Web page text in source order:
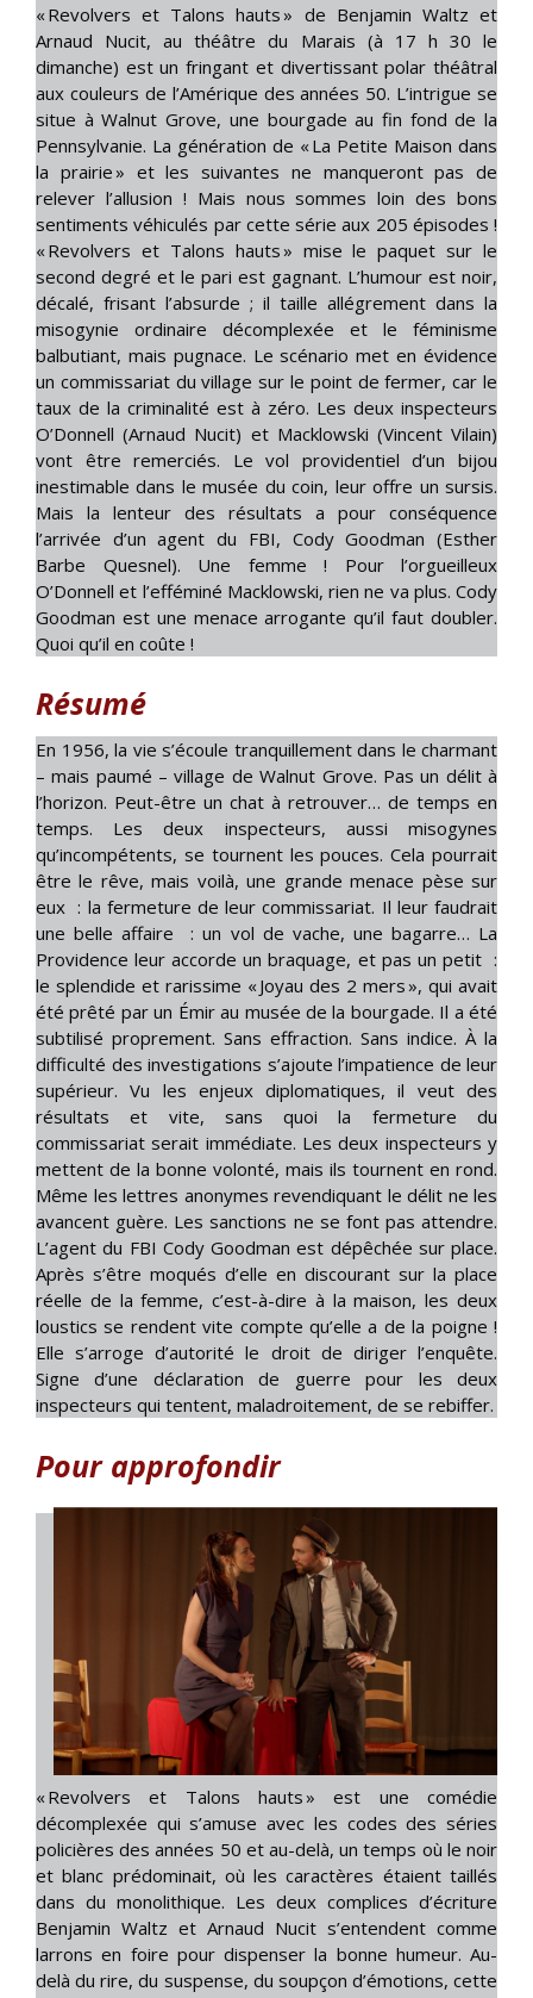
« Revolvers et Talons hauts » de Benjamin Waltz et
Arnaud Nucit, au théâtre du Marais (à 17 h 30 le
dimanche) est un fringant et divertissant polar théâtral
aux couleurs de l’Amérique des années 50. L’intrigue se
situe à Walnut Grove, une bourgade au fin fond de la
Pennsylvanie. La génération de « La Petite Maison dans
la prairie » et les suivantes ne manqueront pas de
relever l’allusion ! Mais nous sommes loin des bons
sentiments véhiculés par cette série aux 205 épisodes !
« Revolvers et Talons hauts » mise le paquet sur le
second degré et le pari est gagnant. L’humour est noir,
décalé, frisant l’absurde ; il taille allégrement dans la
misogynie ordinaire décomplexée et le féminisme
balbutiant, mais pugnace. Le scénario met en évidence
un commissariat du village sur le point de fermer, car le
taux de la criminalité est à zéro. Les deux inspecteurs
O’Donnell (Arnaud Nucit) et Macklowski (Vincent Vilain)
vont être remerciés. Le vol providentiel d’un bijou
inestimable dans le musée du coin, leur offre un sursis.
Mais la lenteur des résultats a pour conséquence
l’arrivée d’un agent du FBI, Cody Goodman (Esther
Barbe Quesnel). Une femme ! Pour l’orgueilleux
O’Donnell et l’efféminé Macklowski, rien ne va plus. Cody
Goodman est une menace arrogante qu’il faut doubler.
Quoi qu’il en coûte !
Résumé
En 1956, la vie s’écoule tranquillement dans le charmant
– mais paumé – village de Walnut Grove. Pas un délit à
l’horizon. Peut-être un chat à retrouver… de temps en
temps. Les deux inspecteurs, aussi misogynes
qu’incompétents, se tournent les pouces. Cela pourrait
être le rêve, mais voilà, une grande menace pèse sur
eux : la fermeture de leur commissariat. Il leur faudrait
une belle affaire : un vol de vache, une bagarre… La
Providence leur accorde un braquage, et pas un petit :
le splendide et rarissime « Joyau des 2 mers », qui avait
été prêté par un Émir au musée de la bourgade. Il a été
subtilisé proprement. Sans effraction. Sans indice. À la
difficulté des investigations s’ajoute l’impatience de leur
supérieur. Vu les enjeux diplomatiques, il veut des
résultats et vite, sans quoi la fermeture du
commissariat serait immédiate. Les deux inspecteurs y
mettent de la bonne volonté, mais ils tournent en rond.
Même les lettres anonymes revendiquant le délit ne les
avancent guère. Les sanctions ne se font pas attendre.
L’agent du FBI Cody Goodman est dépêchée sur place.
Après s’être moqués d’elle en discourant sur la place
réelle de la femme, c’est-à-dire à la maison, les deux
loustics se rendent vite compte qu’elle a de la poigne !
Elle s’arroge d’autorité le droit de diriger l’enquête.
Signe d’une déclaration de guerre pour les deux
inspecteurs qui tentent, maladroitement, de se rebiffer.
Pour approfondir
« Revolvers et Talons hauts » est une comédie
décomplexée qui s’amuse avec les codes des séries
policières des années 50 et au-delà, un temps où le noir
et blanc prédominait, où les caractères étaient taillés
dans du monolithique. Les deux complices d’écriture
Benjamin Waltz et Arnaud Nucit s’entendent comme
larrons en foire pour dispenser la bonne humeur. Au-
delà du rire, du suspense, du soupçon d’émotions, cette